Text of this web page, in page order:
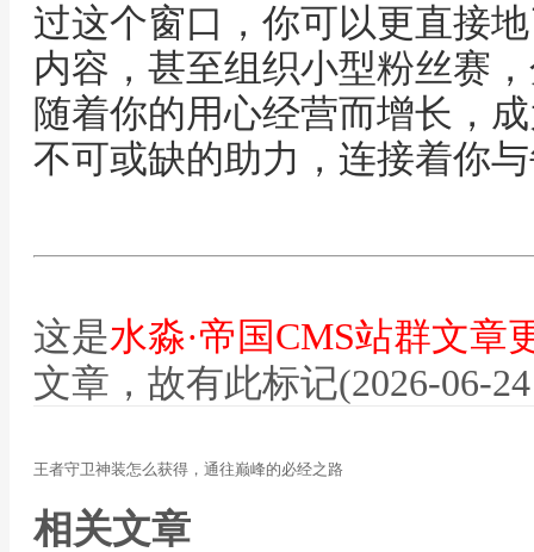
过这个窗口，你可以更直接
内容，甚至组织小型粉丝赛
随着你的用心经营而增长，
不可或缺的助力，连接着你
这是水淼·帝国CMS站群文章
文章，故有此标记(2026-06-
王者守卫神装怎么获得，通往巅峰的必经之路
相关文章